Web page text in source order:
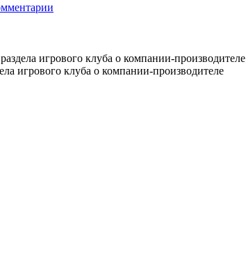
игрового клуба о компании-производителе
игрового клуба о компании-производителе